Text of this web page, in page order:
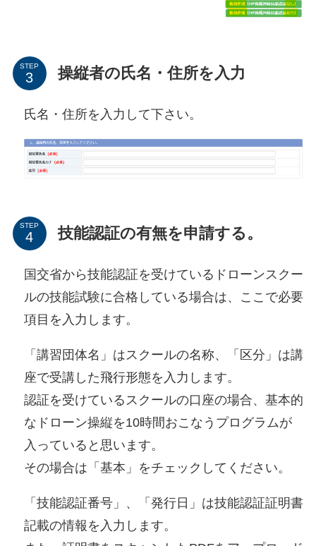
STEP 操縦者の氏名・住所を入力
氏名・住所を入力して下さい。
STEP 技能認証の有無を申請する。
国交省から技能認証を受けているドローンスクー
ルの技能試験に合格している場合は、ここで必要
項目を入力します。
「講習団体名」はスクールの名称、「区分」は講
座で受講した飛行形態を入力します。
認証を受けているスクールの口座の場合、基本的
なドローン操縦を10時間おこなうプログラムが
入っていると思います。
その場合は「基本」をチェックしてください。
「技能認証番号」、「発行日」は技能認証証明書
記載の情報を入力します。